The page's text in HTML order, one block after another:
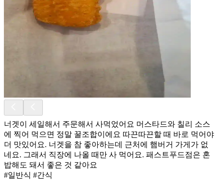
너겟이 세일해서 주문해서 사먹었어요 머스타드와 칠리 소스
에 찍어 먹으면 정말 꿀조합이에요 따끈따끈할 때 바로 먹어야
더 맛있어요. 너겟을 참 좋아하는데 근처에 햄버거 가게가 없
네요. 그래서 직장에 나올 때만 사 먹어요. 패스트푸드점은 혼
밥해도 돼서 좋은 것 같아요
#일반식 #간식